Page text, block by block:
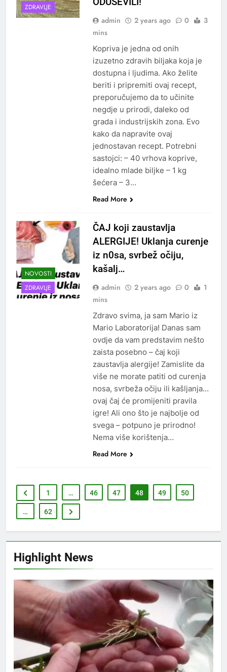
Highlight News
ZDRAVLJE
admin 2 years ago 0
3
mins
Kopriva je jedna od onih
izuzetno zdravih biljaka koja je
dostupna i ljudima. Ako želite
beriti i pripremiti ovaj recept,
preporučujemo da to učinite
negdje u prirodi, daleko od
grada i industrijskih zona. Evo
kako da napravite ovaj
jednostavan recept. Potrebni
sastojci: – 40 vrhova koprive,
idealno mlade biljke – 1 kg
šećera – 3…
Read More
NOVOSTI
ZDRAVLJE
ČAJ koji zaustavlja
ALERGIJE! Uklanja curenje
iz n0sa, svrbež očiju,
kašalj…
admin 2 years ago 0
1
mins
Zdravo svima, ja sam Mario iz
Mario Laboratorija! Danas sam
ovdje da vam predstavim nešto
zaista posebno – čaj koji
zaustavlja alergije! Zamislite da
više ne morate patiti od curenja
nosa, svrbeža očiju ili kašljanja…
ovaj čaj će promijeniti pravila
igre! Ali ono što je najbolje od
svega – potpuno je prirodno!
Nema više korištenja…
Read More
1 … 46 47 48 49 50
… 62